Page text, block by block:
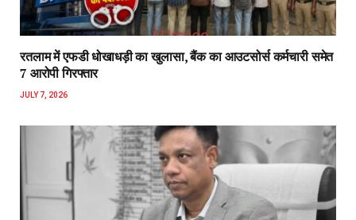
रतलाम में एफडी धोखाधड़ी का खुलासा, बैंक का आउटसोर्स कर्मचारी समेत
7 आरोपी गिरफ्तार
JULY 7, 2026